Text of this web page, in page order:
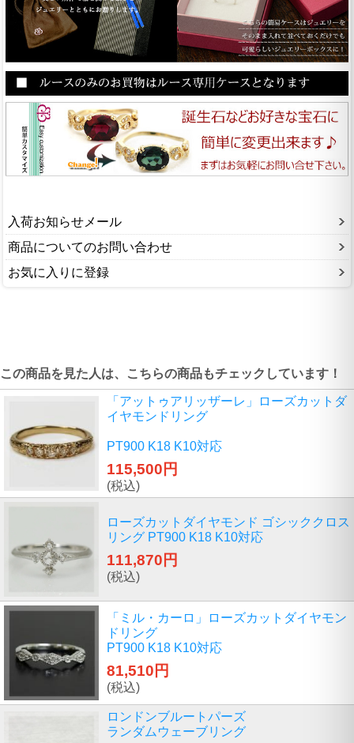
入荷お知らせメール
商品についてのお問い合わせ
お気に入りに登録
この商品を見た人は、こちらの商品もチェックしています！
「アットゥアリッザーレ」ローズカットダ
イヤモンドリング
PT900 K18 K10対応
115,500円
(税込)
ローズカットダイヤモンド ゴシッククロス
リング PT900 K18 K10対応
111,870円
(税込)
「ミル・カーロ」ローズカットダイヤモン
ドリング
PT900 K18 K10対応
81,510円
(税込)
ロンドンブルートパーズ
ランダムウェーブリング